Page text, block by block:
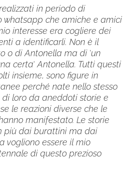
in periodo di
whatsapp che amiche e amici
interesse era cogliere dei
a identificarli. Non è il
o di Antonella ma di ‘un
certa‘Antonella. Tutti questi
insieme, sono figure in
perché nate nello stesso
loro da aneddoti storie e
le reazioni diverse che le
manifestato. Le storie
più dai burattini ma dai
vogliono essere il mio
di questo prezioso